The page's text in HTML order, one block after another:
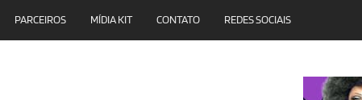
PARCEIROS MÍDIA KIT CONTATO REDES SOCIAIS